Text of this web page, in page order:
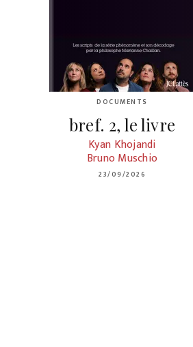
DOCUMENTS
bref. 2, le livre
Kyan Khojandi
Bruno Muschio
23/09/2026